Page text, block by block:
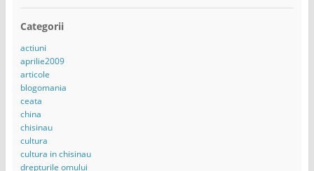
Categorii
actiuni
aprilie2009
articole
blogomania
ceata
china
chisinau
cultura
cultura in chisinau
drepturile omului